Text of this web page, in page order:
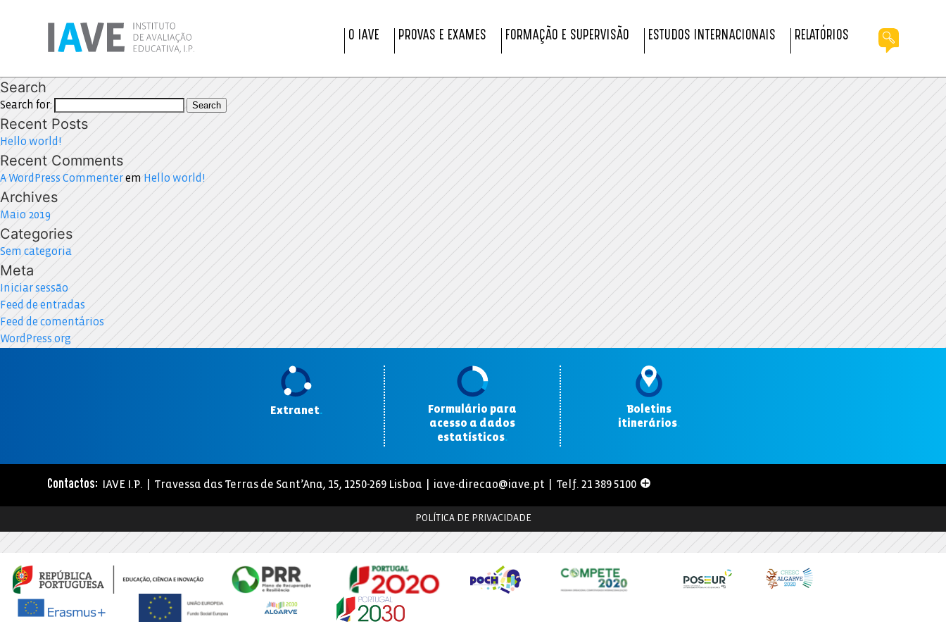
O IAVE PROVAS E EXAMES FORMAÇÃO E SUPERVISÃO ESTUDOS INTERNACIONAIS RELATÓRIOS
Search
Search for: Search
Recent Posts
Hello world!
Recent Comments
A WordPress Commenterem Hello world!
Archives
Maio 2019
Categories
Sem categoria
Meta
Iniciar sessão
Feed de entradas
Feed de comentários
WordPress.org
Extranet.
Formulário para
acesso a dados
estatísticos.
Boletins
itinerários.
Contactos: IAVE I.P. | Travessa das Terras de Sant’Ana, 15, 1250-269 Lisboa | iave-direcao@iave.pt | Telf. 21 389 5100
POLÍTICA DE PRIVACIDADE